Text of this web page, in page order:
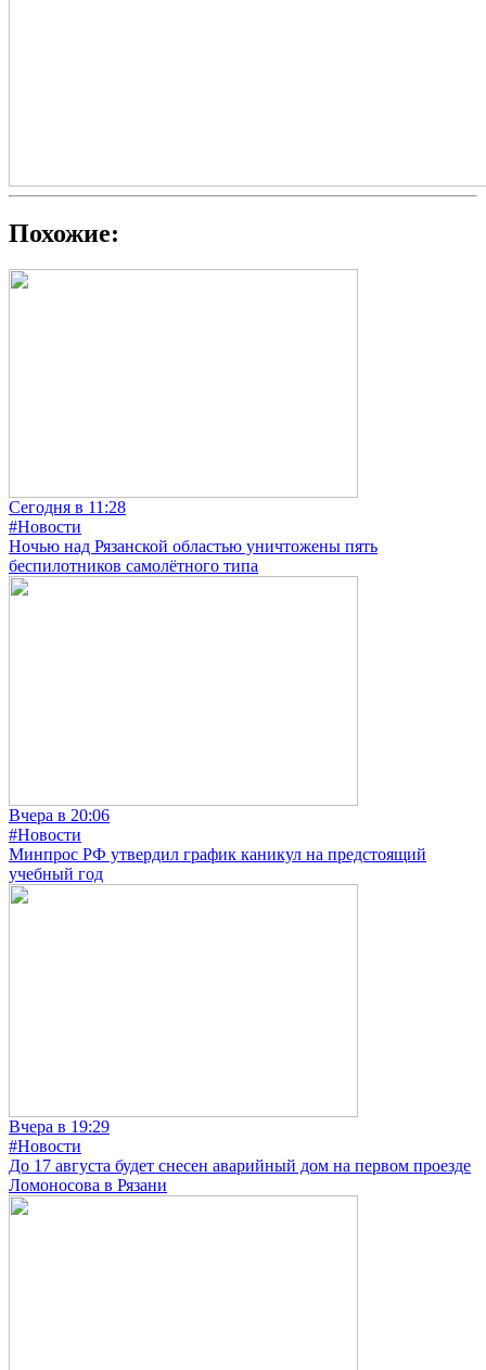
Похожие:
Сегодня в 11:28
#Новости
Ночью над Рязанской областью уничтожены пять
беспилотников самолётного типа
Вчера в 20:06
#Новости
Минпрос РФ утвердил график каникул на предстоящий
учебный год
Вчера в 19:29
#Новости
До 17 августа будет снесен аварийный дом на первом проезде
Ломоносова в Рязани